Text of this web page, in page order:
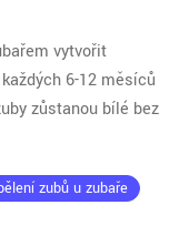
vytvořit
6-12 měsíců
zůstanou bílé bez
zubů u zubaře